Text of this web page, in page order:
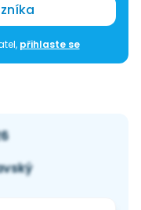
přihlaste se